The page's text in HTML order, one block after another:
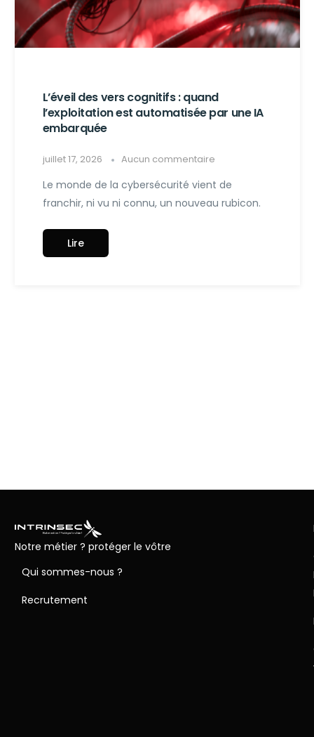
L’éveil des vers cognitifs : quand
l’exploitation est automatisée par une IA
embarquée
juillet 17, 2026 Aucun commentaire
Le monde de la cybersécurité vient de
franchir, ni vu ni connu, un nouveau rubicon.
Lire
Notre métier ? protéger le vôtre
Qui sommes-nous ?
Recrutement